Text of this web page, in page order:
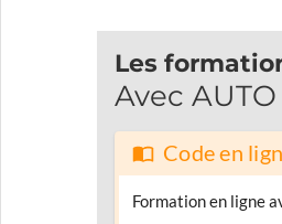
Les
Avec
Code en
Formation en ligne